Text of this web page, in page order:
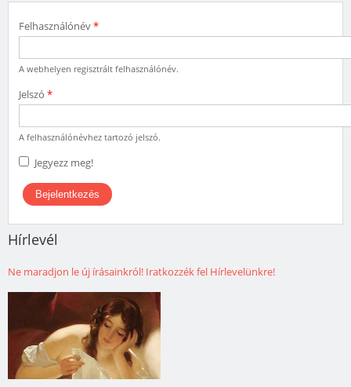
Felhasználónév*
A webhelyen regisztrált felhasználónév.
Jelszó *
A felhasználónévhez tartozó jelszó.
Jegyezz meg!
Hírlevél
Ne maradjon le új írásainkról! Iratkozzék fel Hírlevelünkre!